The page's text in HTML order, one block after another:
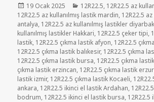
Yayın
tarihi
19 Ocak 2025 Kategoriler
12R22.5, 12R22.5 az
12R22.5 az kullanılmış lastik mardin, 12R22.5
antalya, 12R22.5 az kullanılmış lastikler
kullanılmış lastikler Hakkari, 12R22.5 çeker tipi,
lastik, 12R22.5 çıkma lastik afyon, 12R22.5
12R22.5 çıkma lastik balıkesir, 12R22.5 çıkma
12R22.5 çıkma lastik bursa, 12R22.5 çıkma
çıkma lastik erzincan, 12R22.5 çıkma lastik
lastik izmir, 12R22.5 çıkma lastik Kocaeli,
ankara, 12R22.5 ikinci el lastik Ardahan,
bodrum, 12R22.5 ikinci el lastik bursa, 12R22.5